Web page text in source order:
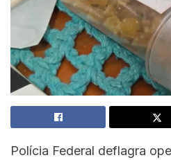
Polícia Federal deflagra